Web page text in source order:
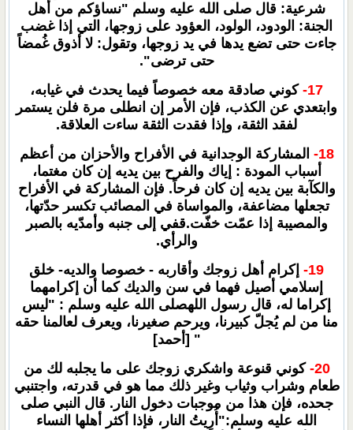
شرعية: قال صلى الله عليه وسلم "نساؤكم من أهل
الجنة: الودود، الولود، العؤود على زوجها، التي إذا غضب
جاءت حتى تضع يدها في يد زوجها، وتقول: لا أذوق غُمضاً
حتى ترضى".
17- كوني صادقة معه خصوصاً فيما يحدث في غيابه،
وابتعدي عن الكذب، فإن الأمر إن انطلى مرة فلن يستمر
لفقد الثقة، وإذا فقدت الثقة ساءت العلاقة.
18-
المشاركة الوجدانية في الأفراح والأحزان من أعظم
أسباب المودة : إياك والفرح بين يديه إن كان مغتما،
والكآبة بين يديه إن كان فرحاً. فإن المشاركة في الأفراح
تجعلها مضاعفة، والمواساة في المصائب تكسر حدّتها،
والمصيبة إذا عمّت خفّت.قفي إلى جنبه وأمدّيه بالصبر
والرأي.
19-
إكرام أهل زوجك وأقاربه - خصوصا والديه- خلق
إسلامي أصيل فهما في سن والديك كما أن إكرامهما
إكراما له، قال رسول اللهصلى الله عليه وسلم : "ليس
منا من لم يُجلّ كبيرنا، ويرحم صغيرنا، ويعرف لعالمنا حقه
" [أحمد]
20- كوني قنوعة واشكري زوجك على ما يجلبه لك من
طعام وشراب وثياب وغير ذلك مما هو في قدرته، واجتنبي
جحده، فإن هذا من موجبات دخول النار. قال النبي صلى
الله عليه وسلم:"أُرِيتُ النار، فإذا أكثر أهلها النساء